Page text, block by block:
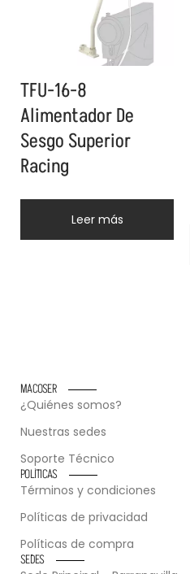
TFU-16-8
Alimentador De
Sesgo Superior
Racing
Leer más
MACOSER
¿Quiénes somos?
Nuestras sedes
Soporte Técnico
POLÍTICAS
Términos y condiciones
Políticas de privacidad
Políticas de compra
SEDES